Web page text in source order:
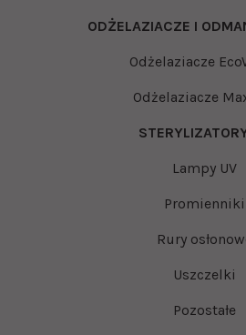
ODŻELAZIACZE I
Odżelaziacze
Odżelaziacze
Lampy UV
Promienniki
Rury
Uszczelki
Pozostałe